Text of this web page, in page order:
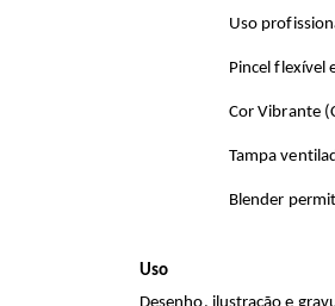
Uso
Pincel flexível
Cor Vibrante
Tampa
Blender
Uso